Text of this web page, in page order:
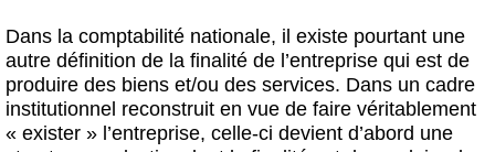
Dans la comptabilité nationale, il existe pourtant une
autre définition de la finalité de l’entreprise qui est de
produire des biens et/ou des services. Dans un cadre
institutionnel reconstruit en vue de faire véritablement
« exister » l’entreprise, celle-ci devient d’abord une